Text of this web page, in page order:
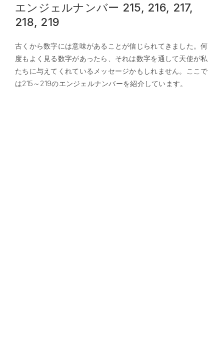
エンジェルナンバー 215, 216, 217,
218, 219
古くから数字には意味があることが信じられてきました。何
度もよく見る数字があったら、それは数字を通して天使が私
たちに与えてくれているメッセージかもしれません。ここで
は215～219のエンジェルナンバーを紹介しています。